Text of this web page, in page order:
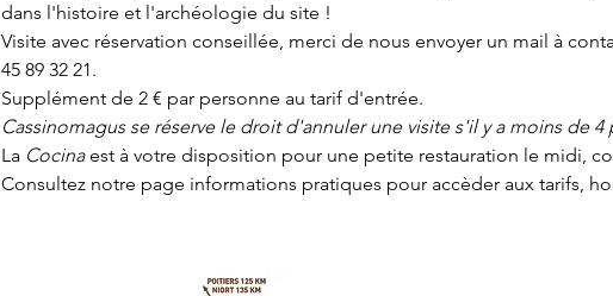
dans l'histoire et l'archéologie du site !
Visite avec réservation conseillée, merci de nous envoyer un mail à
45 89 32 21.
Supplément de 2 € par personne au tarif d'entrée.
Cassinomagus se réserve le droit d'annuler une visite s'il y a moins de 4
La Cocina est à votre disposition pour une petite restauration le midi,
Consultez notre page informations pratiques pour accèder aux tarifs,